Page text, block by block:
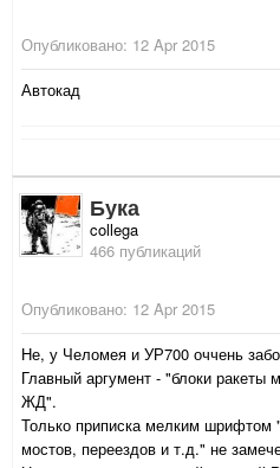
Опубликовано: 12 Apr 2015
Автокад
Бука
collega
466 публикаций
Опубликовано: 12 Apr 2015
Не, у Челомея и УР700 оччень
Главный аргумент - "блоки ракеты
ЖД".
Только приписка мелким шрифтом
мостов, переездов и т.д." не